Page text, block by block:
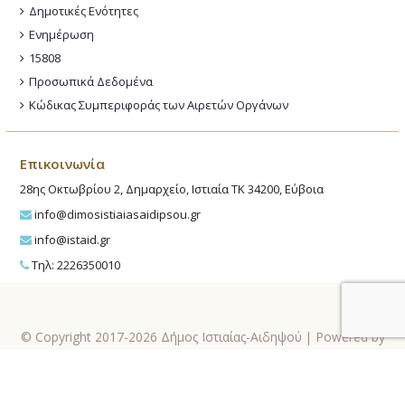
Δημοτικές Ενότητες
Ενημέρωση
15808
Προσωπικά Δεδομένα
Κώδικας Συμπεριφοράς των Αιρετών Οργάνων
Επικοινωνία
28ης Οκτωβρίου 2, Δημαρχείο, Ιστιαία ΤΚ 34200, Εύβοια
info@dimosistiaiasaidipsou.gr
info@istaid.gr
Τηλ: 2226350010
© Copyright 2017-2026 Δήμος Ιστιαίας-Αιδηψού | Powered by